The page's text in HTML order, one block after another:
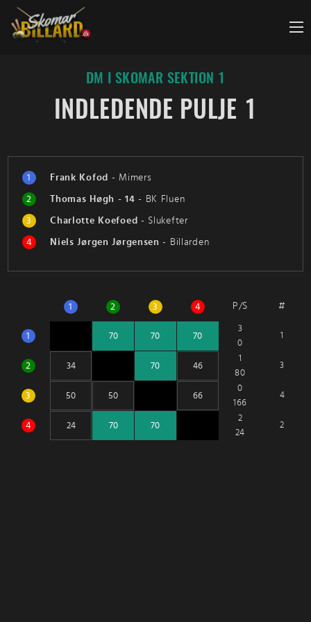
Fortsæt
indhold
DM I SKOMAR SEKTION 1
INDLEDENDE PULJE 1
1 Frank Kofod - Mimers
2
Thomas Høgh - 14 - BK Fluen
3
Charlotte Koefoed - Slukefter
4
Niels Jørgen Jørgensen - Billarden
1 2 3 4 P/S #
1
3
0
1
2
1
80
3
3
0
166
4
4
2
24
2